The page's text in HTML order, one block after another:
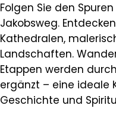
Folgen Sie den
Jakobsweg.
Kathedralen,
Landschaften.
Etappen werden
ergänzt – eine ideale
Geschichte und